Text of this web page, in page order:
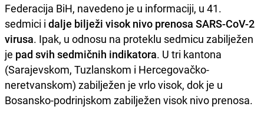
Federacija BiH, navedeno je u informaciji, u 41.
sedmici i dalje bilježi visok nivo prenosa SARS-CoV-2
virusa. Ipak, u odnosu na proteklu sedmicu zabilježen
je pad svih sedmičnih indikatora. U tri kantona
(Sarajevskom, Tuzlanskom i Hercegovačko-
neretvanskom) zabilježen je vrlo visok, dok je u
Bosansko-podrinjskom zabilježen visok nivo prenosa.